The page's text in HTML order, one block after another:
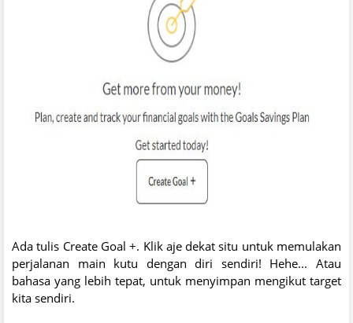
Ada tulis Create Goal +. Klik aje dekat situ untuk memulakan
perjalanan main kutu dengan diri sendiri! Hehe... Atau
bahasa yang lebih tepat, untuk menyimpan mengikut target
kita sendiri.